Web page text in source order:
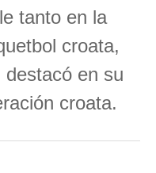
tanto en la
croata,
destacó en su
croata.